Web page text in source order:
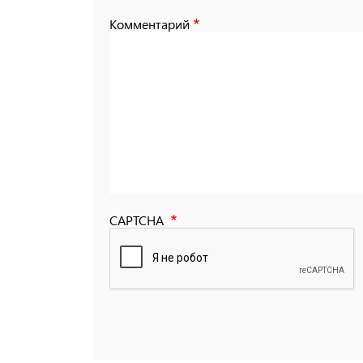
Комментарий
CAPTCHA